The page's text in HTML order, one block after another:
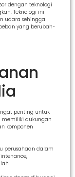
dengan teknologi
Teknologi ini
udara sehingga
yang berubah-
penting untuk
memiliki dukungan
komponen
perusahaan dalam